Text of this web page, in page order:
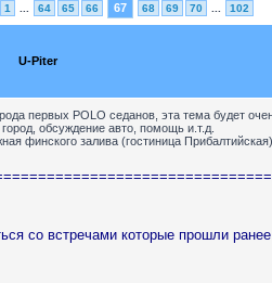
1 64 65 66 67 68 69 70 102
U-Piter
первых POLO седанов, эта тема будет
обсуждение авто, помощь и.т.д.
финского залива (гостиница
со встречами которые прошли ранее